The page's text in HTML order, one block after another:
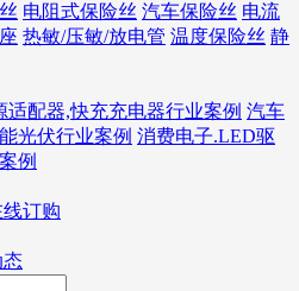
电阻式保险丝 汽车保险丝 电流
热敏/压敏/放电管 温度保险丝 静
适配器,快充充电器行业案例 汽车
光伏行业案例 消费电子.LED驱
例
订购
态